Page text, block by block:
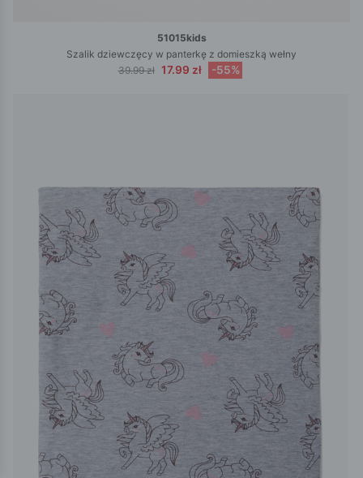
51015kids
Szalik dziewczęcy w panterkę z domieszką wełny
39.99 zł 17.99 zł -55%